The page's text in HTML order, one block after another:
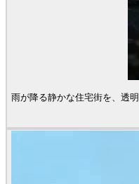
雨が降る静かな住宅街を、透